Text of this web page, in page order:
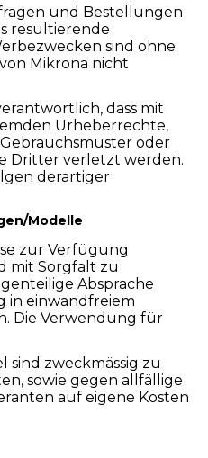
und Bestellungen
resultierende
sind ohne
Mikrona nicht
dass mit
Urheberrechte,
oder
Dritter verletzt werden.
derartiger
Modelle
zur Verfügung
mit Sorgfalt zu
Absprache
in einwandfreiem
Die Verwendung für
sind zweckmässig zu
sowie gegen allfällige
auf eigene Kosten